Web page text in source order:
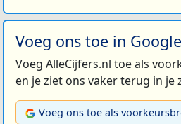
Voeg ons toe in Google
Voeg AlleCijfers.nl toe als
en je ziet ons vaker terug in je
Voeg ons toe als